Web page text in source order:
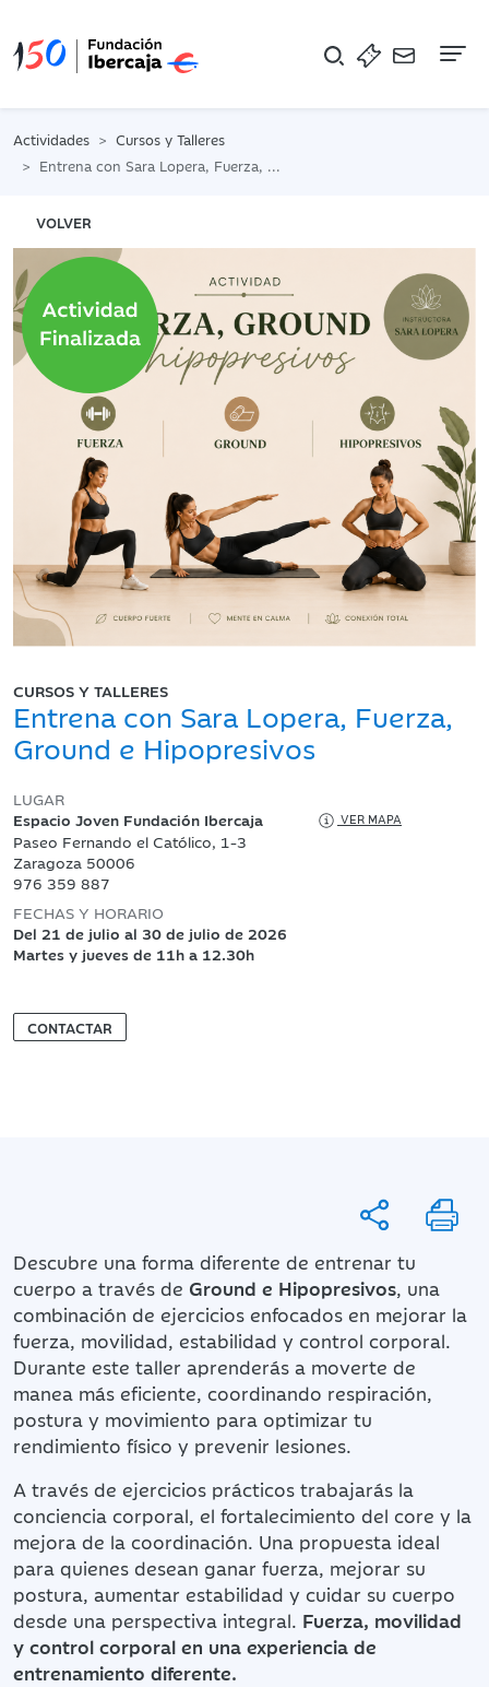
Actividades
Cursos y Talleres
Entrena con Sara Lopera, Fuerza, Ground e Hipopresivos
VOLVER
CURSOS Y TALLERES
Entrena con Sara Lopera, Fuerza,
Ground e Hipopresivos
LUGAR
Espacio Joven Fundación Ibercaja
VER MAPA
Paseo Fernando el Católico, 1-3
Zaragoza 50006
976 359 887
FECHAS Y HORARIO
Del 21 de julio al 30 de julio de 2026
Martes y jueves de 11h a 12.30h
CONTACTAR
Descubre una forma diferente de entrenar tu
cuerpo a través de Ground e Hipopresivos, una
combinación de ejercicios enfocados en mejorar la
fuerza, movilidad, estabilidad y control corporal.
Durante este taller aprenderás a moverte de
manea más eficiente, coordinando respiración,
postura y movimiento para optimizar tu
rendimiento físico y prevenir lesiones.
A través de ejercicios prácticos trabajarás la
conciencia corporal, el fortalecimiento del core y la
mejora de la coordinación. Una propuesta ideal
para quienes desean ganar fuerza, mejorar su
postura, aumentar estabilidad y cuidar su cuerpo
desde una perspectiva integral. Fuerza, movilidad
y control corporal en una experiencia de
entrenamiento diferente.